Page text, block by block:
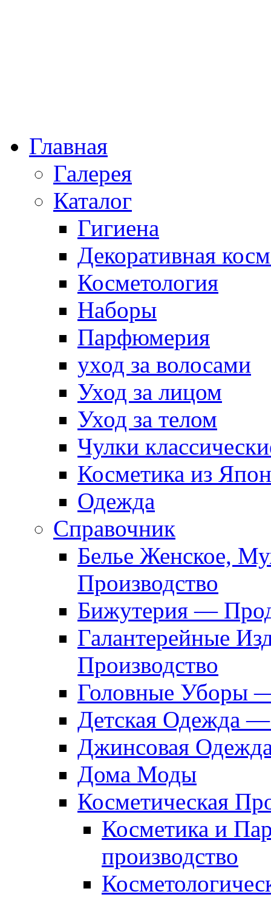
Главная
Галерея
Каталог
Гигиена
Декоративная
Косметология
Наборы
Парфюмерия
уход за волосами
Уход за лицом
Уход за телом
Чулки
Косметика из
Одежда
Справочник
Белье Женское,
Производство
Бижутерия —
Галантерейные
Производство
Головные Уборы
Детская Одежда
Джинсовая
Дома Моды
Косметическая
Косметика и
производство